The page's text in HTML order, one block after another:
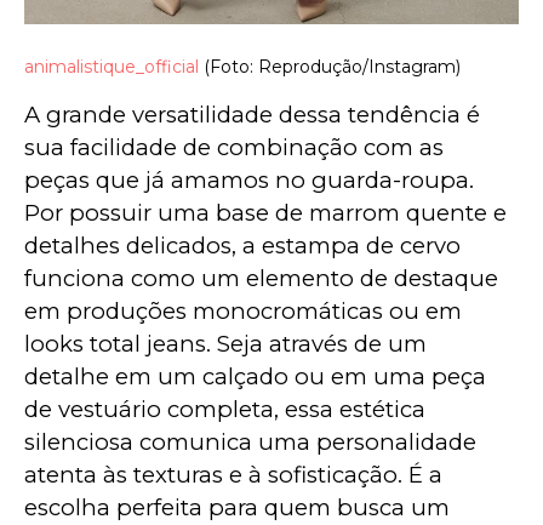
animalistique_official (Foto: Reprodução/Instagram)
A grande versatilidade dessa tendência é
sua facilidade de combinação com as
peças que já amamos no guarda-roupa.
Por possuir uma base de marrom quente e
detalhes delicados, a estampa de cervo
funciona como um elemento de destaque
em produções monocromáticas ou em
looks total jeans. Seja através de um
detalhe em um calçado ou em uma peça
de vestuário completa, essa estética
silenciosa comunica uma personalidade
atenta às texturas e à sofisticação. É a
escolha perfeita para quem busca um